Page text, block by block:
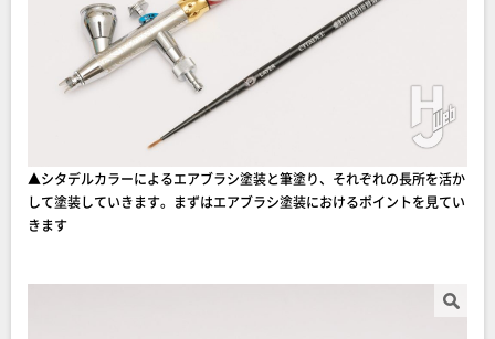
▲シタデルカラーによるエアブラシ塗装と筆塗り、それぞれの長所を活か
して塗装していきます。まずはエアブラシ塗装におけるポイントを見てい
きます